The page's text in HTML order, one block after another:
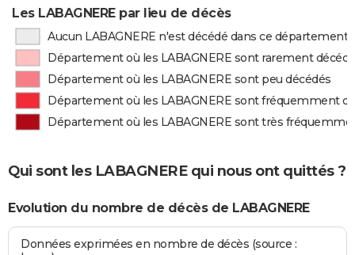
Les LABAGNERE par lieu de décès
Aucun LABAGNERE n'est décédé dans ce département
Département où les LABAGNERE sont rarement
Département où les LABAGNERE sont peu décédés
Département où les LABAGNERE sont fréquemment
Département où les LABAGNERE sont très
Qui sont les LABAGNERE qui nous ont quittés ?
Evolution du nombre de décès de LABAGNERE
Données exprimées en nombre de décès (source :